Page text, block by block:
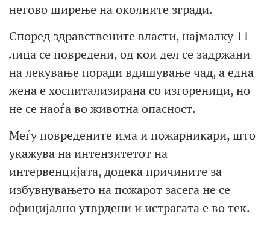
негово ширење на околните згради.
Според здравствените власти, најмалку 11
лица се повредени, од кои дел се задржани
на лекување поради вдишување чад, а една
жена е хоспитализирана со изгореници, но
не се наоѓа во животна опасност.
Меѓу повредените има и пожарникари, што
укажува на интензитетот на
интервенцијата, додека причините за
избувнувањето на пожарот засега не се
официјално утврдени и истрагата е во тек.